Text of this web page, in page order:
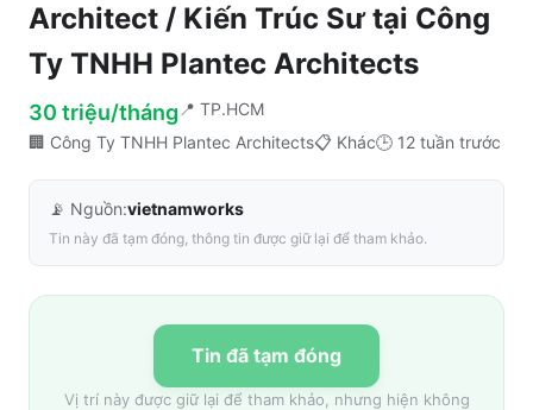
Architect / Kiến Trúc Sưtại Công
Ty TNHH Plantec Architects
30 triệu/tháng 📍 TP.HCM
🏢 Công Ty TNHH Plantec Architects📋 Khác🕒 12 tuần trước
📡 Nguồn:vietnamworks
Tin này đã tạm đóng, thông tin được giữ lại để tham khảo.
Tin đã tạm đóng
Vị trí này được giữ lại để tham khảo, nhưng hiện không